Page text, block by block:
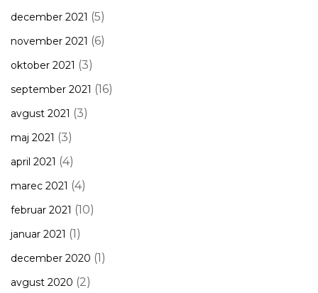
december 2021 (5)
november 2021 (6)
oktober 2021 (3)
september 2021 (16)
avgust 2021 (3)
maj 2021 (3)
april 2021 (4)
marec 2021 (4)
februar 2021 (10)
januar 2021 (1)
december 2020 (1)
avgust 2020 (2)